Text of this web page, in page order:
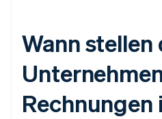
Wann
Rechnungen